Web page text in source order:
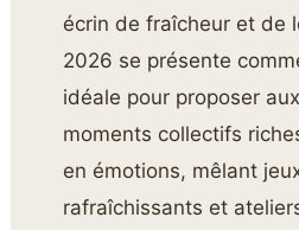
écrin de fraîcheur et de
2026 se présente
idéale pour proposer
moments collectifs
en émotions, mêlant
rafraîchissants et